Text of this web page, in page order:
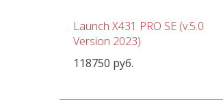
Launch X431 PRO SE (v.5.0
Version 2023)
118750 руб.